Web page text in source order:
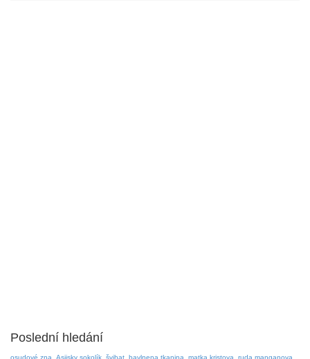
Poslední hledání
osudové zna Asijsky sokolík švihat bavlnena tkanina matka kristova ruda manganova